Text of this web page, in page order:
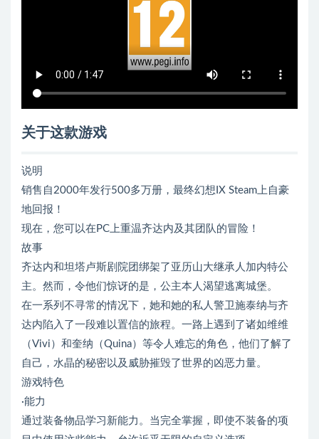
关于这款游戏
说明
销售自2000年发行500多万册，最终幻想IX Steam上自豪
地回报！
现在，您可以在PC上重温齐达内及其团队的冒险！
故事
齐达内和坦塔卢斯剧院团绑架了亚历山大继承人加内特公
主。然而，令他们惊讶的是，公主本人渴望逃离城堡。
在一系列不寻常的情况下，她和她的私人警卫施泰纳与齐
达内陷入了一段难以置信的旅程。一路上遇到了诸如维维
（Vivi）和奎纳（Quina）等令人难忘的角色，他们了解了
自己，水晶的秘密以及威胁摧毁了世界的凶恶力量。
游戏特色
·能力
通过装备物品学习新能力。当完全掌握，即使不装备的项